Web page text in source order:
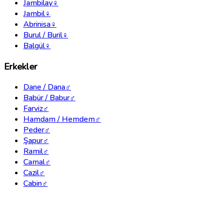
Jambilay♀
Jambil♀
Abrinisa♀
Burul / Buril♀
Balgül♀
Erkekler
Dane / Dana♂
Babür / Babur♂
Farviz♂
Hamdam / Hemdem♂
Peder♂
Şapur♂
Ramil♂
Camal♂
Cazil♂
Cabin♂